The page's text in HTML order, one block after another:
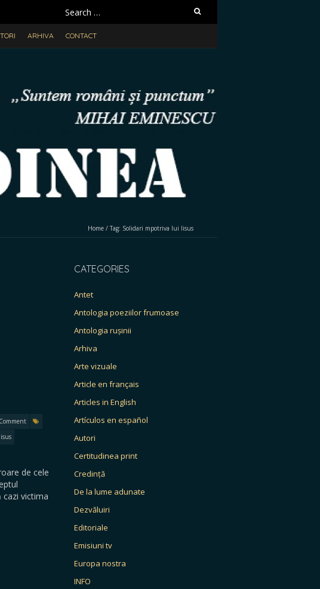
Search
for:
ARHIVA CONTACT
Home / Tag: Solidari mpotriva lui Iisus
de cele
cazi victima
CATEGORIES
Antet
Antologia poeziilor frumoase
Antologia rușinii
Arhiva
Arte vizuale
Article en français
Articles in English
Artículos en español
Autori
Certitudinea print
Credință
De la lume adunate
Dezvăluiri
Editoriale
Emisiuni tv
Europa nostra
INFO